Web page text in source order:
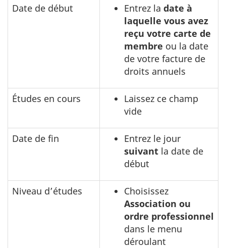
Date de début Entrez la date à
laquelle vous avez
reçu votre carte de
membre ou la date
de votre facture de
droits annuels
Études en cours
Laissez ce champ
vide
Date de fin
Entrez le jour
suivant la date de
début
Niveau d’études
Choisissez
Association ou
ordre professionnel
dans le menu
déroulant